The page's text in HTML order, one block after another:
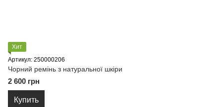
Хит
Артикул: 250000206
Чорний ремінь з натуральної шкіри
2 600 грн
Купить